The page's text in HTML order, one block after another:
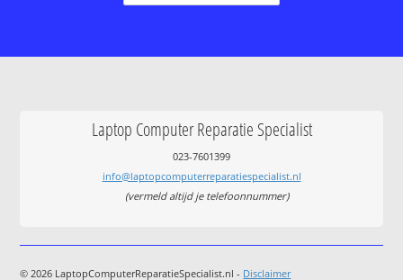
Laptop Computer Reparatie Specialist
023-7601399
info@laptopcomputerreparatiespecialist.nl
(vermeld altijd je telefoonnummer)
© 2026 LaptopComputerReparatieSpecialist.nl - Disclaimer